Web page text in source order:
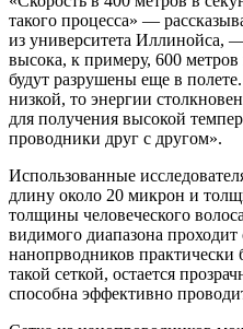
такого процесса» —
из университета Иллинойса,
высока, к примеру, 600
будут разрушены еще в
низкой, то энергии
для получения высокой
проводники друг с другом».
Использованные
длину около 20 микрон и
толщины человеческого
видимого диапазона проходит
нанопрводников практически
такой сеткой, остается
способна эффективно